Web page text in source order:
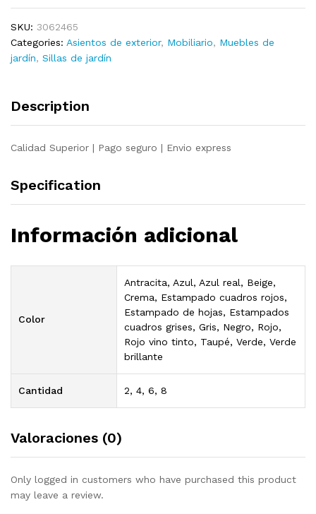
cojines
antracita
madera
quantity
SKU: 3062465
Categories: Asientos de exterior, Mobiliario, Muebles de
jardín, Sillas de jardín
Description
Calidad Superior | Pago seguro | Envio express
Specification
Información adicional
Color
Antracita, Azul, Azul real, Beige,
Crema, Estampado cuadros rojos,
Estampado de hojas, Estampados
cuadros grises, Gris, Negro, Rojo,
Rojo vino tinto, Taupé, Verde, Verde
brillante
Cantidad 2, 4, 6, 8
Valoraciones (0)
Only logged in customers who have purchased this product
may leave a review.